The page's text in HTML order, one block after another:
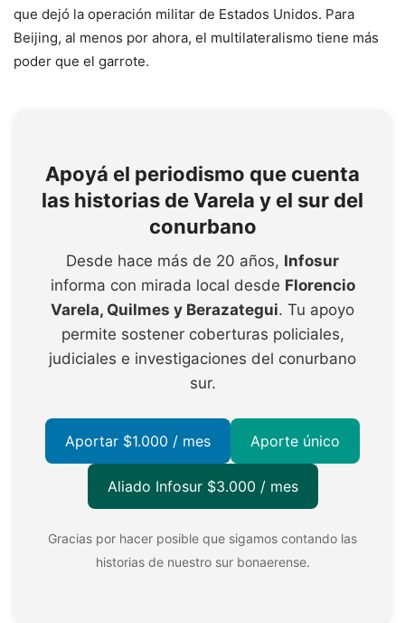
que dejó la operación militar de Estados Unidos. Para
Beijing, al menos por ahora, el multilateralismo tiene más
poder que el garrote.
Apoyá el periodismo que cuenta
las historias de Varela y el sur del
conurbano
Desde hace más de 20 años, Infosur
informa con mirada local desde Florencio
Varela, Quilmes y Berazategui. Tu apoyo
permite sostener coberturas policiales,
judiciales e investigaciones del conurbano
sur.
Aportar $1.000 / mes Aporte único
Aliado Infosur $3.000 / mes
Gracias por hacer posible que sigamos contando las
historias de nuestro sur bonaerense.